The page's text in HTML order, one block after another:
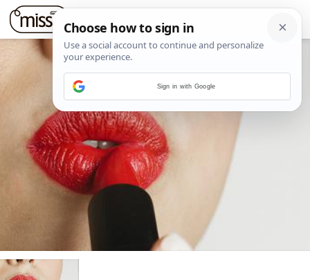
Sign in with Google